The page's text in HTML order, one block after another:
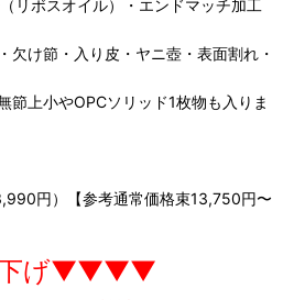
リボスオイル）・エンドマッチ加工
欠け節・入り皮・ヤニ壺・表面割れ・
節上小やOPCソリッド1枚物も入りま
円）【参考通常価格束13,750円〜
げ▼▼▼▼